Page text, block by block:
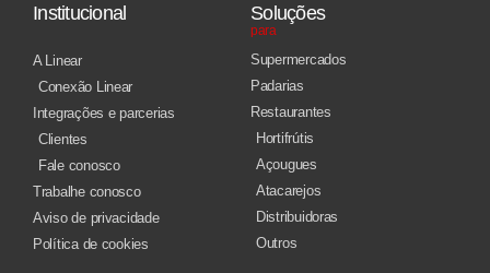
Institucional
A Linear
Conexão Linear
Integrações e parcerias
Clientes
Fale conosco
Trabalhe conosco
Aviso de privacidade
Política de cookies
Soluções
para
Supermercados
Padarias
Restaurantes
Hortifrútis
Açougues
Atacarejos
Distribuidoras
Outros